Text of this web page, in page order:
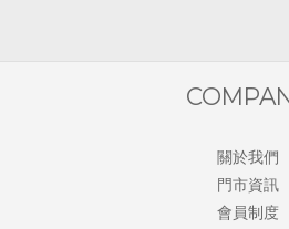
關於我們
門市資訊
會員制度